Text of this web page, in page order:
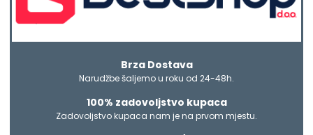
Brza Dostava
Narudžbe šaljemo u roku od 24-48h.
100% zadovoljstvo kupaca
Zadovoljstvo kupaca nam je na prvom mjestu.